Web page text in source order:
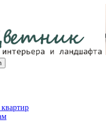
и обустройство дома.